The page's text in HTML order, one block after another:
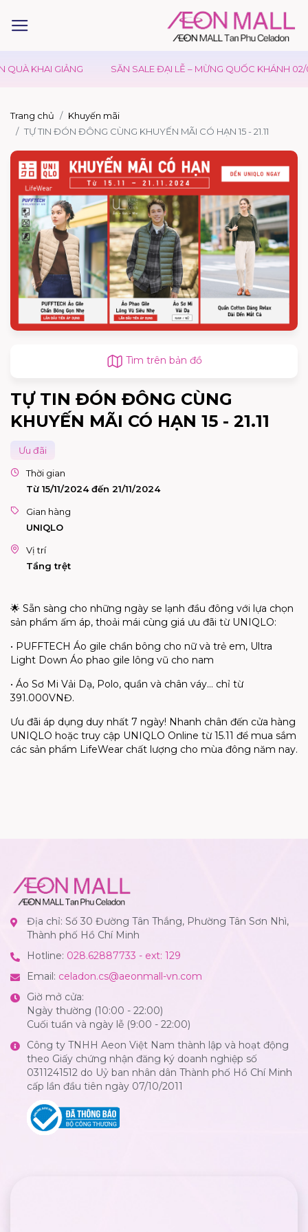
KHAI GIẢNG SĂN SALE ĐẠI LỄ – MỪNG QUỐC KHÁNH 02/
Trang chủ
Khuyến mãi
TỰ TIN ĐÓN ĐÔNG CÙNG KHUYẾN MÃI CÓ HẠN 15 - 21.11
Tìm trên bản đồ
TỰ TIN ĐÓN ĐÔNG CÙNG
KHUYẾN MÃI CÓ HẠN 15 - 21.11
Ưu đãi
Thời gian
Từ 15/11/2024 đến 21/11/2024
Gian hàng
UNIQLO
Vị trí
Tầng trệt
🌟 Sẵn sàng cho những ngày se lạnh đầu đông với lựa chọn
sản phẩm ấm áp, thoải mái cùng giá ưu đãi từ UNIQLO:
• PUFFTECH Áo gile chần bông cho nữ và trẻ em, Ultra
Light Down Áo phao gile lông vũ cho nam
• Áo Sơ Mi Vải Dạ, Polo, quần và chân váy… chỉ từ
391.000VNĐ.
Ưu đãi áp dụng duy nhất 7 ngày! Nhanh chân đến cửa hàng
UNIQLO hoặc truy cập UNIQLO Online từ 15.11 để mua sắm
các sản phẩm LifeWear chất lượng cho mùa đông năm nay.
Địa chỉ: Số 30 Đường Tân Thắng, Phường Tân Sơn Nhì,
Thành phố Hồ Chí Minh
Hotline: 028.62887733 - ext: 129
Email: celadon.cs@aeonmall-vn.com
Giờ mở cửa:
Ngày thường (10:00 - 22:00)
Cuối tuần và ngày lễ (9:00 - 22:00)
Công ty TNHH Aeon Việt Nam thành lập và hoạt động
theo Giấy chứng nhận đăng ký doanh nghiệp số
0311241512 do Uỷ ban nhân dân Thành phố Hồ Chí Minh
cấp lần đầu tiên ngày 07/10/2011